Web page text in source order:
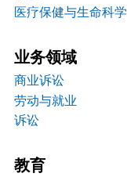
医疗保健与生命科学
业务领域
商业诉讼
劳动与就业
诉讼
教育